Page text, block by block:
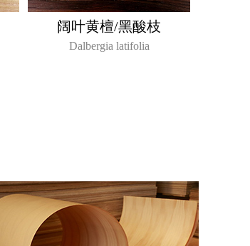
阔叶黄檀/黑酸枝
Dalbergia latifolia